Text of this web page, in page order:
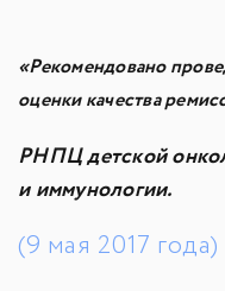
«Рекомендовано
оценки качества
РНПЦ детской
и иммунологии.
(9 мая 2017 года)